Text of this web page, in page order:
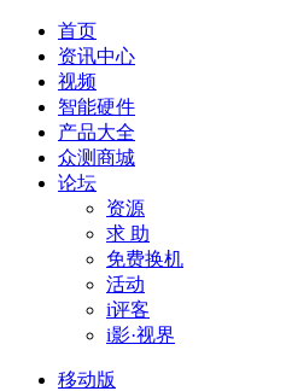
首页
资讯中心
视频
智能硬件
产品大全
众测商城
论坛
资源
求 助
免费换机
活动
i评客
i影·视界
移动版